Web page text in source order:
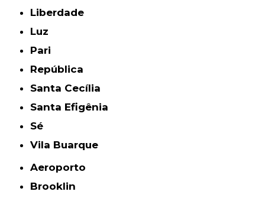
Liberdade
Luz
Pari
República
Santa Cecília
Santa Efigênia
Sé
Vila Buarque
Aeroporto
Brooklin